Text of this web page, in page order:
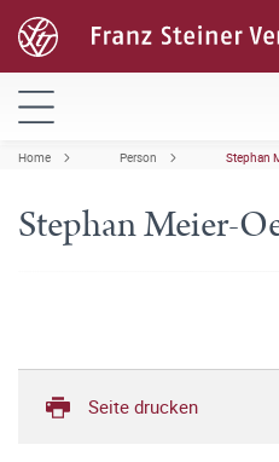
Home Person Stephan
Stephan Meier-
Seite drucken